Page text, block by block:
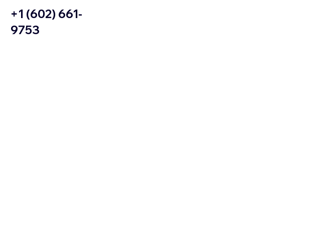
+1 (602) 661-
9753